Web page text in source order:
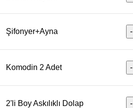
Şifonyer+Ayna -
Komodin 2 Adet -
2'li Boy Askılıklı Dolap -